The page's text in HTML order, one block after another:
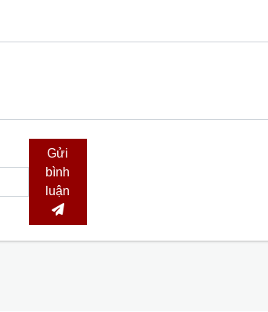
Gửi
bình
luận